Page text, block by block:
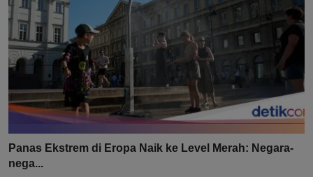
Panas Ekstrem di Eropa Naik ke Level Merah: Negara-
nega...